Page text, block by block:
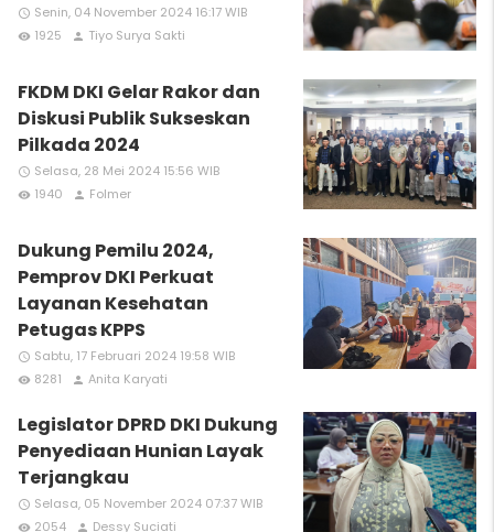
access_time Senin, 04 November 2024 16:17 WIB
remove_red_eye 1925 person Tiyo Surya Sakti
FKDM DKI Gelar Rakor dan
Diskusi Publik Sukseskan
Pilkada 2024
access_time Selasa, 28 Mei 2024 15:56 WIB
remove_red_eye 1940 person Folmer
Dukung Pemilu 2024,
Pemprov DKI Perkuat
Layanan Kesehatan
Petugas KPPS
access_time Sabtu, 17 Februari 2024 19:58 WIB
remove_red_eye 8281 person Anita Karyati
Legislator DPRD DKI Dukung
Penyediaan Hunian Layak
Terjangkau
access_time Selasa, 05 November 2024 07:37 WIB
remove_red_eye 2054 person Dessy Suciati